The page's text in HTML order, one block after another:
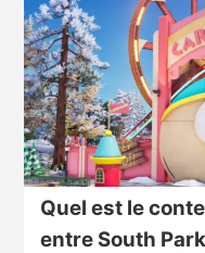
Quel est le
entre South